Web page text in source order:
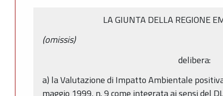
LA GIUNTA DELLA REGIONE
(omissis)
delibera:
a) la Valutazione di Impatto Ambientale